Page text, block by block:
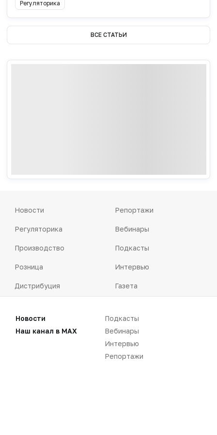
Регуляторика
ВСЕ СТАТЬИ
Новости
Регуляторика
Производство
Розница
Дистрибуция
Аналитика
Репортажи
Вебинары
Подкасты
Интервью
Газета
Архив номеров
Реклама в газете
Реклама на сайте
Новости
Наш канал в MAX
Подкасты
Вебинары
Интервью
Репортажи